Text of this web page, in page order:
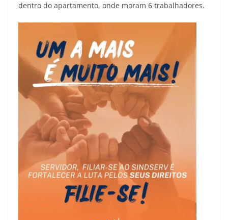
dentro do apartamento, onde moram 6 trabalhadores.